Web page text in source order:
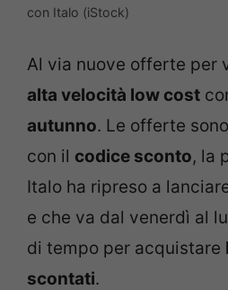
con Italo (iStock)
Al via nuove offerte per
alta velocità low cost
autunno. Le offerte
con il codice sconto, la
Italo ha ripreso a
e che va dal venerdì al
di tempo per acquistare
scontati.